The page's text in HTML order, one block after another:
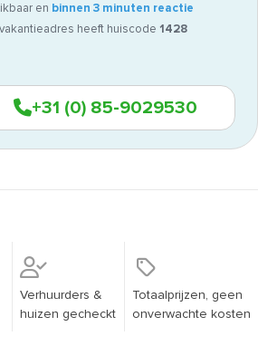
en binnen 3 minuten reactie
vakantieadres heeft huiscode 1428
+31 (0) 85-9029530
Verhuurders &
huizen gecheckt
Totaalprijzen, geen
onverwachte kosten